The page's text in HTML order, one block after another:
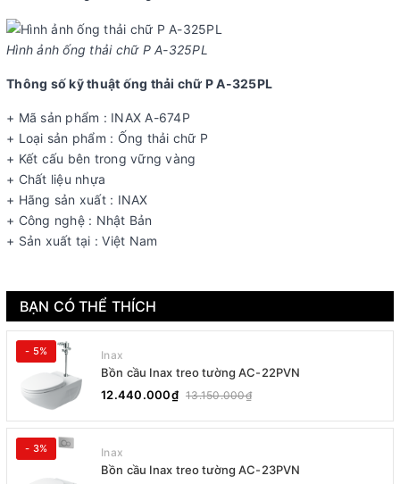
Hình ảnh ống thải chữ P A-325PL
Thông số kỹ thuật ống thải chữ P A-325PL
+ Mã sản phẩm : INAX A-674P
+ Loại sản phẩm : Ống thải chữ P
+ Kết cấu bên trong vững vàng
+ Chất liệu nhựa
+ Hãng sản xuất : INAX
+ Công nghệ : Nhật Bản
+ Sản xuất tại : Việt Nam
BẠN CÓ THỂ THÍCH
- 5% Inax
Bồn cầu Inax treo tường AC-22PVN
12.440.000₫ 13.150.000₫
- 3% Inax
Bồn cầu Inax treo tường AC-23PVN